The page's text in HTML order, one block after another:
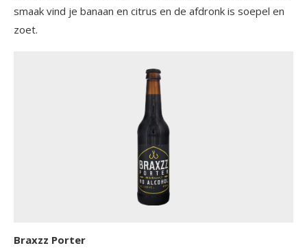
smaak vind je banaan en citrus en de afdronk is soepel en
zoet.
Braxzz Porter